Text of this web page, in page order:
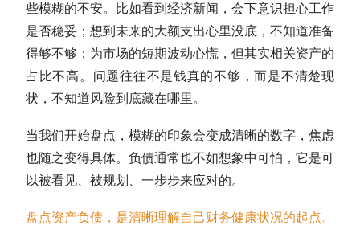
些模糊的不安。比如看到经济新闻，会下意识担心工作
是否稳妥；想到未来的大额支出心里没底，不知道准备
得够不够；为市场的短期波动心慌，但其实相关资产的
占比不高。问题往往不是钱真的不够，而是不清楚现
状，不知道风险到底藏在哪里。
当我们开始盘点，模糊的印象会变成清晰的数字，焦虑
也随之变得具体。负债通常也不如想象中可怕，它是可
以被看见、被规划、一步步来应对的。
盘点资产负债，是清晰理解自己财务健康状况的起点。